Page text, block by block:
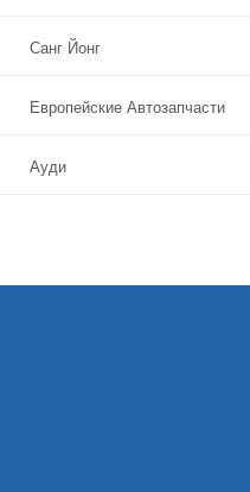
Санг Йонг
Европейские Автозапчасти
Ауди
БМВ